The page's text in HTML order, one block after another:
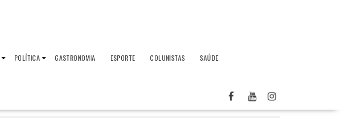
POLÍTICA GASTRONOMIA ESPORTE COLUNISTAS
SAÚDE